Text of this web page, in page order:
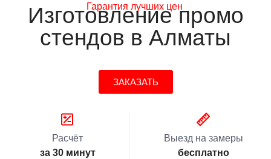
Гарантия лучших цен
Изготовление промо
стендов в Алматы
ЗАКАЗАТЬ
Расчёт
за 30 минут
Выезд на замеры
бесплатно